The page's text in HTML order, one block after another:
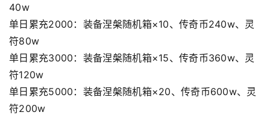
40w
单日累充2000：装备涅槃随机箱×10、传奇币240w、灵
符80w
单日累充3000：装备涅槃随机箱×15、传奇币360w、灵
符120w
单日累充5000：装备涅槃随机箱×20、传奇币600w、灵
符200w